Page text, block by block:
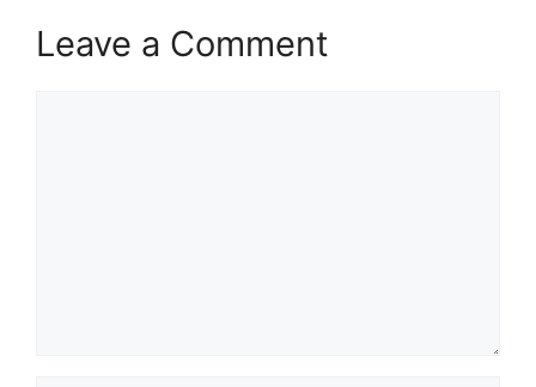
Leave a Comment